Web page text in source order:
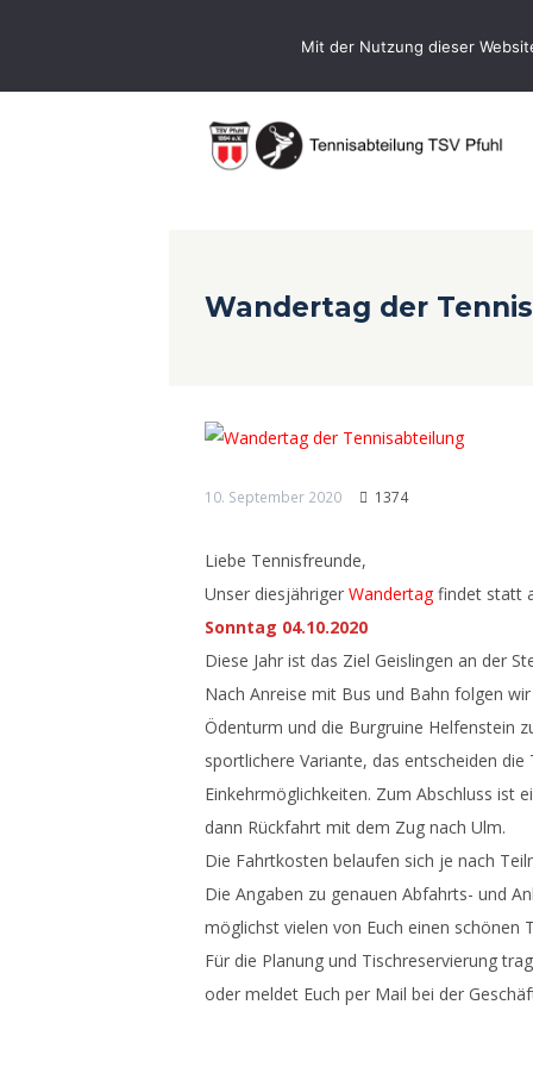
Wandertag der
10. September 2020 1374
Liebe Tennisfreunde,
Unser diesjähriger Wandertagfindet statt
Sonntag 04.10.2020
Diese Jahr ist das Ziel Geislingen an der
Nach Anreise mit Bus und Bahn folgen
Ödenturm und die Burgruine Helfenstein
sportlichere Variante, das entscheiden
Einkehrmöglichkeiten. Zum Abschluss ist
dann Rückfahrt mit dem Zug nach Ulm.
Die Fahrtkosten belaufen sich je nach
Die Angaben zu genauen Abfahrts- und
möglichst vielen von Euch einen schönen
Für die Planung und Tischreservierung
oder meldet Euch per Mail bei der
Mit der Nutzung dieser